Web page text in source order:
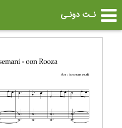
نـت دونـی